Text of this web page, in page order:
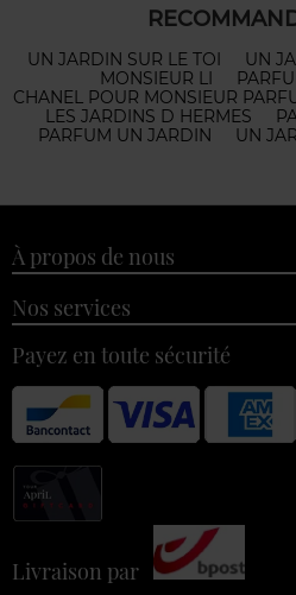
UN JARDIN SUR LE TOI
UN
MONSIEUR LI
CHANEL POUR MONSIEUR
LES JARDINS D HERMES
PARFUM UN JARDIN
UN
À propos de nous
Nos services
Payez en toute sécurité
Livraison par